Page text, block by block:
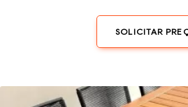
SOLICITAR